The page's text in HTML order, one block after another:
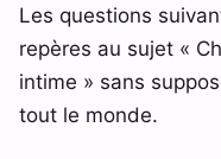
Les questions
repères au sujet «
intime » sans
tout le monde.